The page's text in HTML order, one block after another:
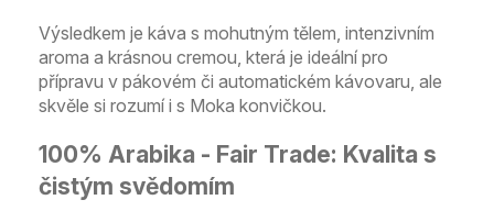
Výsledkem je káva s mohutným tělem, intenzivním
aroma a krásnou cremou, která je ideální pro
přípravu v pákovém či automatickém kávovaru, ale
skvěle si rozumí i s Moka konvičkou.
100% Arabika - Fair Trade: Kvalita s
čistým svědomím